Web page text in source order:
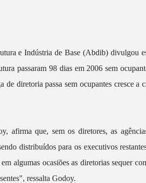
e Indústria de Base (Abdib) divulgou
passaram 98 dias em 2006 sem
de diretoria passa sem ocupantes cresce a
afirma que, sem os diretores, as
distribuídos para os executivos
algumas ocasiões as diretorias sequer
ressalta Godoy.